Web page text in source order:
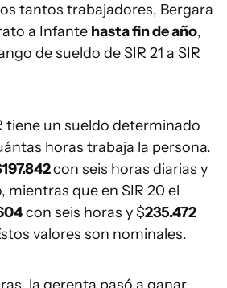
tantos trabajadores, Bergara
a Infante hasta fin de año,
de sueldo de SIR 21 a SIR
tiene un sueldo determinado
horas trabaja la persona.
con seis horas diarias y
mientras que en SIR 20 el
con seis horas y $235.472
valores son nominales.